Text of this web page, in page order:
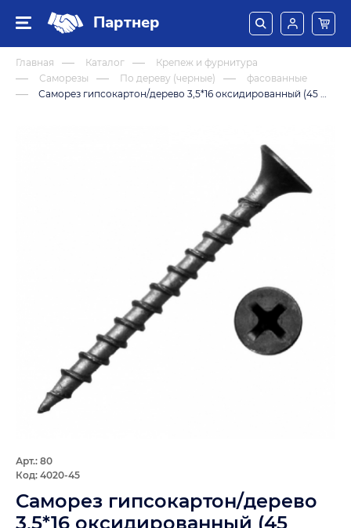
Партнер
Главная Каталог
Крепеж и фурнитура
Саморезы
По дереву (черные)
фасованные
Саморез гипсокартон/дерево 3,5*16 оксидированный (45 штук)
Арт.: 80
Код: 4020-45
Саморез гипсокартон/дерево
3,5*16 оксидированный (45